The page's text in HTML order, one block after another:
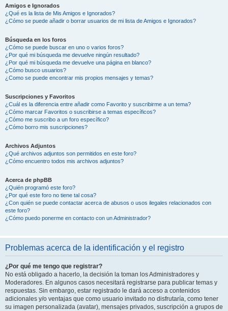
Amigos e Ignorados
¿Qué es la lista de Mis Amigos e Ignorados?
¿Cómo se puede añadir o borrar usuarios de mi lista de Amigos e Ignorados?
Búsqueda en los foros
¿Cómo se puede buscar en uno o varios foros?
¿Por qué mi búsqueda me devuelve ningún resultado?
¿Por qué mi búsqueda me devuelve una página en blanco?
¿Cómo busco usuarios?
¿Como se puede encontrar mis propios mensajes y temas?
Suscripciones y Favoritos
¿Cuál es la diferencia entre añadir como Favorito y suscribirme a un tema?
¿Cómo marcar Favoritos o suscribirse a temas específicos?
¿Cómo me suscribo a un foro específico?
¿Cómo borro mis suscripciones?
Archivos Adjuntos
¿Qué archivos adjuntos son permitidos en este foro?
¿Cómo encuentro todos mis archivos adjuntos?
Acerca de phpBB
¿Quién programó este foro?
¿Por qué este foro no tiene tal cosa?
¿Con quién se puede contactar acerca de abusos o usos ilegales relacionados con
este foro?
¿Cómo puedo ponerme en contacto con un Administrador?
Problemas acerca de la identificación y el registro
¿Por qué me tengo que registrar?
No está obligado a hacerlo, la decisión la toman los Administradores y
Moderadores. En algunos casos necesitará registrarse para publicar temas y
respuestas. Sin embargo, estar registrado le dará acceso a contenidos
adicionales y/o ventajas que como usuario invitado no disfrutaría, como tener
su imagen personalizada (avatar), mensajes privados, suscripción a grupos de